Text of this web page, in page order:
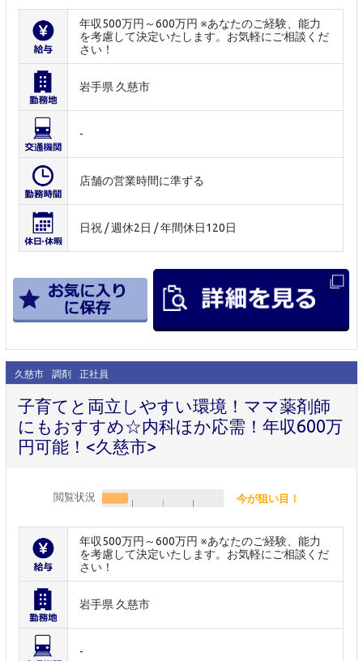
年収500万円～600万円 ※あなたのご経験、能力
を考慮して決定いたします。お気軽にご相談くだ
さい！
岩手県 久慈市
-
店舗の営業時間に準ずる
日祝 / 週休2日 / 年間休日120日
久慈市 調剤 正社員
子育てと両立しやすい環境！ママ薬剤師
にもおすすめ☆内科ほか応需！年収600万
円可能！<久慈市>
閲覧状況 今が狙い目！
年収500万円～600万円 ※あなたのご経験、能力
を考慮して決定いたします。お気軽にご相談くだ
さい！
岩手県 久慈市
-